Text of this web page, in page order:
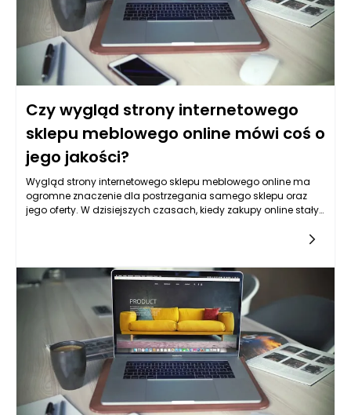
Czy wygląd strony internetowego
sklepu meblowego online mówi coś o
jego jakości?
Wygląd strony internetowego sklepu meblowego online ma
ogromne znaczenie dla postrzegania samego sklepu oraz
jego oferty. W dzisiejszych czasach, kiedy zakupy online stały
przemyślane rozwiązania UX mogą znacząco wpłynąć na
decyzję zakupową klienta. Nie da się ukryć, że pierwszy kontakt
z marką często odbywa się właśnie poprzez jej stronę. Dlatego
dobrze zaprojektowana witryna może przełożyć się na wzrost
zaufania do marki, co z kolei wpływa na dalsze decyzje
konsumenckie.